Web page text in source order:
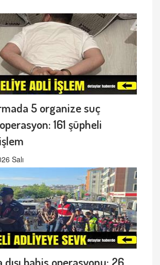
5 organize suç
161 şüpheli
Salı
dışı bahis operasyonu: 26